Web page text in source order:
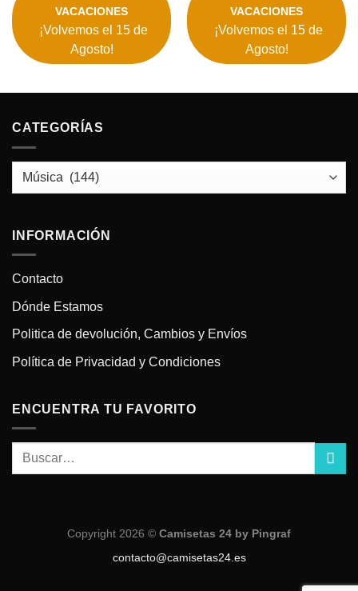
VACACIONES
¡Volvemos el 15 de
Agosto!
VACACIONES
¡Volvemos el 15 de
Agosto!
CATEGORÍAS
INFORMACIÓN
Contacto
Dónde Estamos
Politica de devolución, Cambios y Envíos
Política de Privacidad y Condiciones
ENCUENTRA TU FAVORITO
Copyright 2026 © Camisetas 24 by Pingraf
contacto@camisetas24.es